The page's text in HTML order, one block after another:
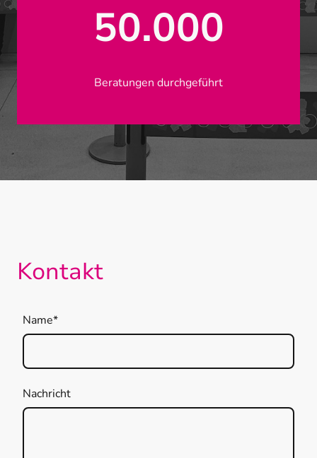
50.000
Beratungen durchgeführt
Kontakt
Name*
Nachricht